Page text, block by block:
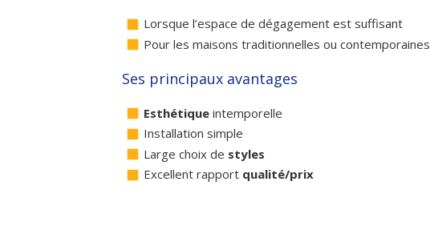
Lorsque l’espace de dégagement est suffisant
Pour les maisons traditionnelles ou contemporaines
Ses principaux avantages
Esthétique intemporelle
Installation simple
Large choix de styles
Excellent rapport qualité/prix